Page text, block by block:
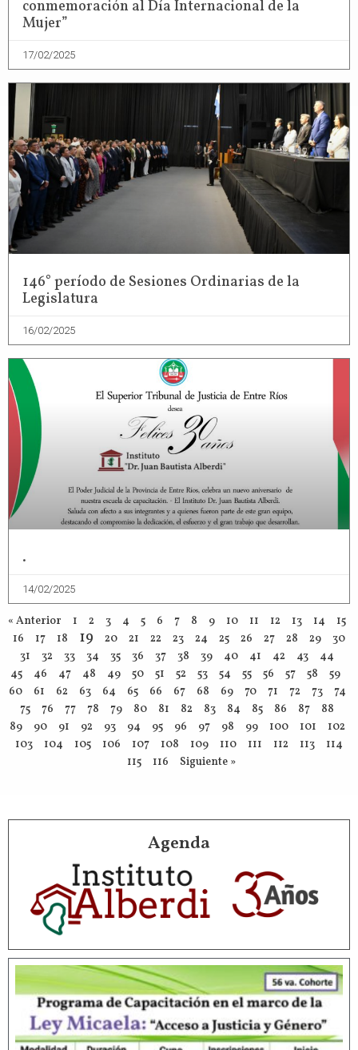
conmemoración al Día Internacional de la
Mujer”
17/02/2025
146° período de Sesiones Ordinarias de la
Legislatura
16/02/2025
.
14/02/2025
« Anterior 1 2 3 4 5 6 7 8 9 10 11 12 13 14
15
16
17 18 19 20 21 22 23 24 25 26 27 28 29
30
31
32 33 34 35 36 37 38 39 40 41 42 43
44
45
46 47 48 49 50 51 52 53 54 55 56 57 58
59
60
61 62 63 64 65 66 67 68 69 70 71 72 73
74
75
76 77 78 79 80 81 82 83 84 85 86 87
88
89
90 91 92 93 94 95 96 97 98 99 100 101
102
103
104 105 106 107 108 109 110 111 112 113
114
115
116 Siguiente »
Agenda